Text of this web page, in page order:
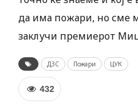
да има пожари, но сме
заклучи премиерот
ДЗС Пожари ЦУК
432